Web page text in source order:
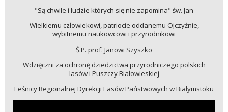
"Są chwile i ludzie których się nie zapomina" św. Jan
Wielkiemu człowiekowi, patriocie oddanemu Ojczyźnie,
wybitnemu naukowcowi i przyrodnikowi
Ś.P. prof. Janowi Szyszko
Wdzięczni za ochronę dziedzictwa przyrodniczego polskich
lasów i Puszczy Białowieskiej
Leśnicy Regionalnej Dyrekcji Lasów Państwowych w Białymstoku